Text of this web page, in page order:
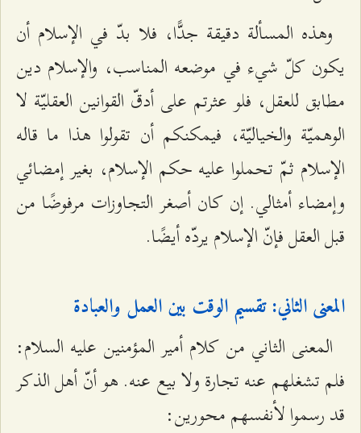
وهذه المسألة دقيقة جدًّا، فلا بدّ في الإسلام أن
يكون كلّ شيء في موضعه المناسب، والإسلام دين
مطابق للعقل، فلو عثرتم على أدقّ القوانين العقليّة لا
الوهميّة والخياليّة، فيمكنكم أن تقولوا هذا ما قاله
الإسلام ثمّ تحملوا عليه حكم الإسلام، بغير إمضائي
وإمضاء أمثالي. إن كان أصغر التجاوزات مرفوضًا من
قبل العقل فإنّ الإسلام يردّه أيضًا.
المعنى الثاني: تقسيم الوقت بين العمل والعبادة
المعنى الثاني من كلام أمير المؤمنين عليه السلام:
فلم تشغلهم عنه تجارة ولا بيع عنه. هو أنّ أهل الذكر
قد رسموا لأنفسهم محورين: